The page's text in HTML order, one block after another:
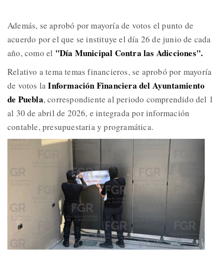
Además, se aprobó por mayoría de votos el punto de
acuerdo por el que se instituye el día 26 de junio de cada
año, como el "Día Municipal Contra las Adicciones".
Relativo a tema temas financieros, se aprobó por mayoría
de votos laInformación Financiera del Ayuntamiento
de Puebla, correspondiente al periodo comprendido del 1
al 30 de abril de 2026, e integrada por información
contable, presupuestaria y programática.